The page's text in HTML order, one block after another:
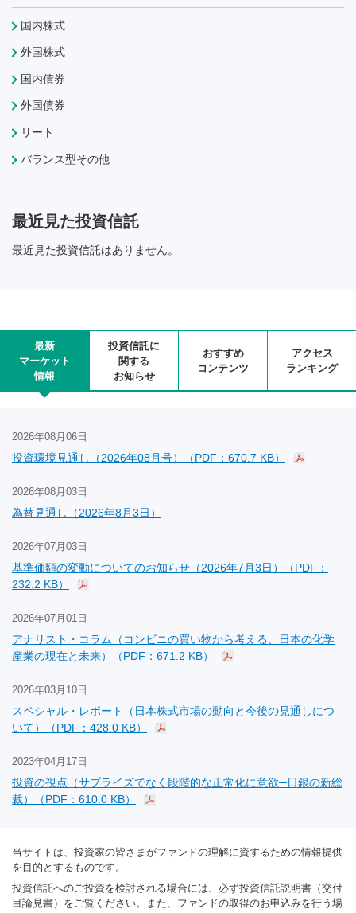
国内株式
外国株式
国内債券
外国債券
リート
バランス型その他
最近見た投資信託
最近見た投資信託はありません。
最新
マーケット
情報
投資信託に
関する
お知らせ
おすすめ
コンテンツ
アクセス
ランキング
2026年08月06日
投資環境見通し（2026年08月号）（PDF：670.7 KB）
2026年08月03日
為替見通し（2026年8月3日）
2026年07月03日
基準価額の変動についてのお知らせ（2026年7月3日）（PDF：
232.2 KB）
2026年07月01日
アナリスト・コラム（コンビニの買い物から考える、日本の化学
産業の現在と未来）（PDF：671.2 KB）
2026年03月10日
スペシャル・レポート（日本株式市場の動向と今後の見通しにつ
いて）（PDF：428.0 KB）
2023年04月17日
投資の視点（サプライズでなく段階的な正常化に意欲─日銀の新総
裁）（PDF：610.0 KB）
当サイトは、投資家の皆さまがファンドの理解に資するための情報提供
を目的とするものです。
投資信託へのご投資を検討される場合には、必ず投資信託説明書（交付
目論見書）をご覧ください。また、ファンドの取得のお申込みを行う場